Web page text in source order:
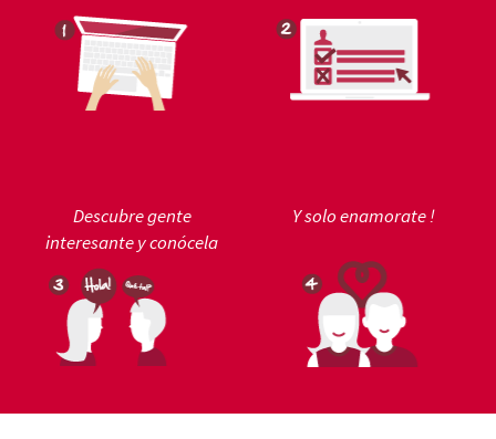
Descubre gente
interesante y conócela
Y solo enamorate !